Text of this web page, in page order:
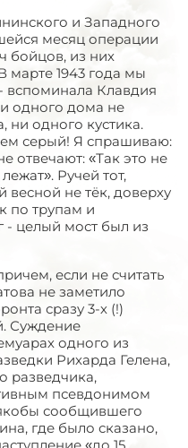
и Западного
месяц операции
бойцов, из них
марте 1943 года мы
вспоминала Клавдия
одного дома не
ни одного кустика.
серый! Я спрашиваю:
отвечают: «Так это не
Ручей тот,
весной не тёк, доверху
по трупам и
- целый мост был из
если не считать
не заметило
сразу 3-х (!)
Суждение
одного из
Рихарда Гелена,
разведчика,
псевдонимом
сообщившего
где было сказано,